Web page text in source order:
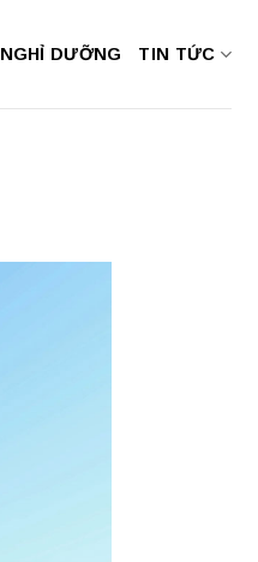
NGHỈ DƯỠNG TIN TỨC